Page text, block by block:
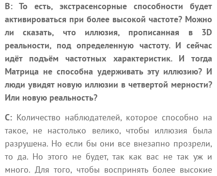
В: То есть, экстрасенсорные способности будет
активироваться при более высокой частоте? Можно
ли сказать, что иллюзия, прописанная в 3D
реальности, под определенную частоту. И сейчас
идёт подъём частотных характеристик. И тогда
Матрица не способна удерживать эту иллюзию? И
люди увидят новую иллюзии в четвертой мерности?
Или новую реальность?
С: Количество наблюдателей, которое способно на
такое, не настолько велико, чтобы иллюзия была
разрушена. Но если бы они все внезапно прозрели,
то да. Но этого не будет, так как вас не так уж и
много. Для того, чтобы воспринять более высокие